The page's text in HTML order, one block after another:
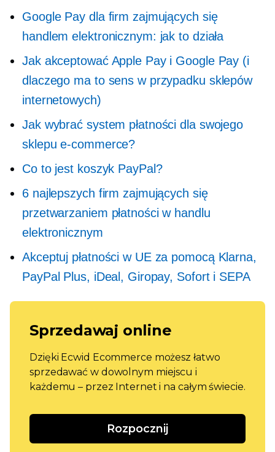
Google Pay dla firm zajmujących się
handlem elektronicznym: jak to działa
Jak akceptować Apple Pay i Google Pay (i
dlaczego ma to sens w przypadku sklepów
internetowych)
Jak wybrać system płatności dla swojego
sklepu e-commerce?
Co to jest koszyk PayPal?
6 najlepszych firm zajmujących się
przetwarzaniem płatności w handlu
elektronicznym
Akceptuj płatności w UE za pomocą Klarna,
PayPal Plus, iDeal, Giropay, Sofort i SEPA
Sprzedawaj online
Dzięki Ecwid Ecommerce możesz łatwo
sprzedawać w dowolnym miejscu i
każdemu – przez Internet i na całym świecie.
Rozpocznij